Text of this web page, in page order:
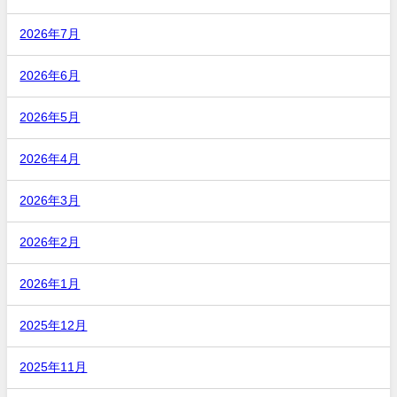
2026年7月
2026年6月
2026年5月
2026年4月
2026年3月
2026年2月
2026年1月
2025年12月
2025年11月